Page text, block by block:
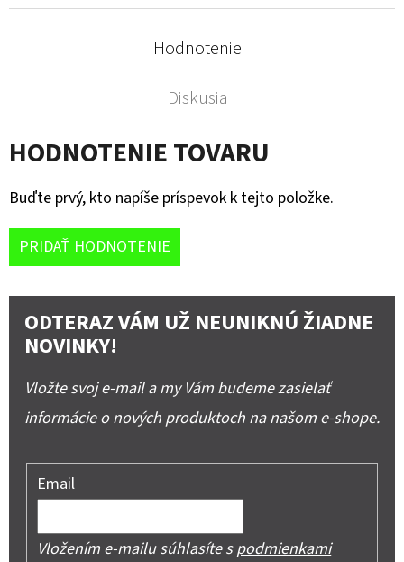
Hodnotenie
Diskusia
HODNOTENIE TOVARU
Buďte prvý, kto napíše príspevok k tejto položke.
PRIDAŤ HODNOTENIE
ODTERAZ VÁM UŽ NEUNIKNÚ ŽIADNE
NOVINKY!
Vložte svoj e-mail a my Vám budeme zasielať
informácie o nových produktoch na našom e-shope.
Email
Vložením e-mailu súhlasíte spodmienkami